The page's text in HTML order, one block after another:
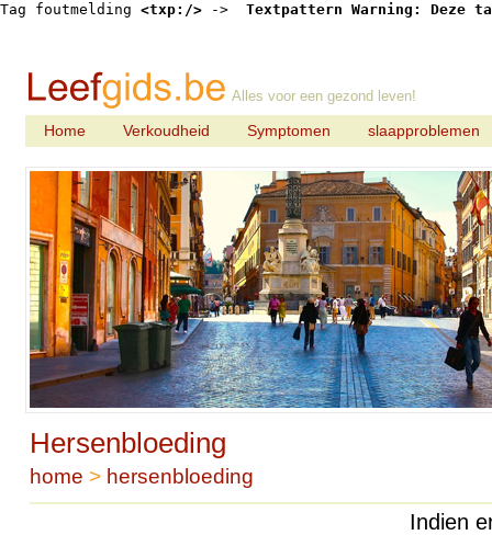
Tag foutmelding <txp:/> -> Textpattern Warning: Deze
Alles voor een gezond leven!
Home Verkoudheid Symptomen slaapproblemen
Hersenbloeding
home > hersenbloeding
Indien